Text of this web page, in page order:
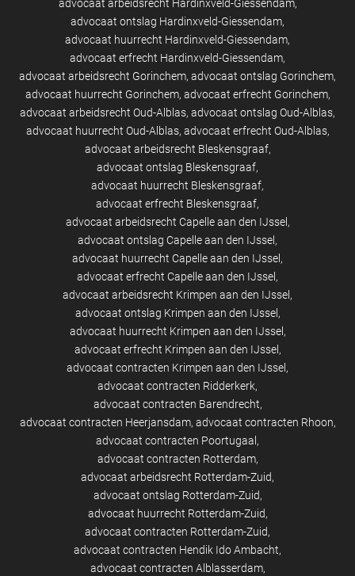
advocaat arbeidsrecht Hardinxveld-Giessendam
advocaat ontslag Hardinxveld-Giessendam
advocaat huurrecht Hardinxveld-Giessendam
advocaat erfrecht Hardinxveld-Giessendam
advocaat arbeidsrecht Gorinchem advocaat ontslag Gorinchem
advocaat huurrecht Gorinchem advocaat erfrecht Gorinchem
advocaat arbeidsrecht Oud-Alblas advocaat ontslag Oud-Alblas
advocaat huurrecht Oud-Alblas advocaat erfrecht Oud-Alblas
advocaat arbeidsrecht Bleskensgraaf
advocaat ontslag Bleskensgraaf
advocaat huurrecht Bleskensgraaf
advocaat erfrecht Bleskensgraaf
advocaat arbeidsrecht Capelle aan den IJssel
advocaat ontslag Capelle aan den IJssel
advocaat huurrecht Capelle aan den IJssel
advocaat erfrecht Capelle aan den IJssel
advocaat arbeidsrecht Krimpen aan den IJssel
advocaat ontslag Krimpen aan den IJssel
advocaat huurrecht Krimpen aan den IJssel
advocaat erfrecht Krimpen aan den IJssel
advocaat contracten Krimpen aan den IJssel
advocaat contracten Ridderkerk
advocaat contracten Barendrecht
advocaat contracten Heerjansdam advocaat contracten Rhoon
advocaat contracten Poortugaal
advocaat contracten Rotterdam
advocaat arbeidsrecht Rotterdam-Zuid
advocaat ontslag Rotterdam-Zuid
advocaat huurrecht Rotterdam-Zuid
advocaat contracten Rotterdam-Zuid
advocaat contracten Hendik Ido Ambacht
advocaat contracten Alblasserdam